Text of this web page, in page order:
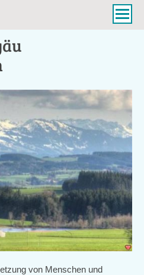
von Menschen und